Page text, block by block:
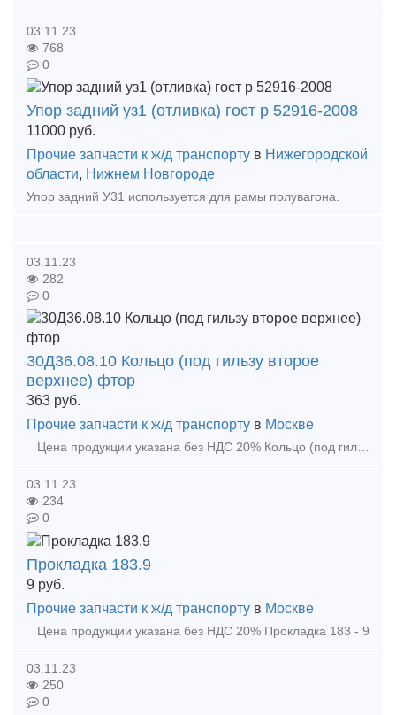
03.11.23
768
0
Упор задний уз1 (отливка) гост р 52916-2008
11000 руб.
Прочие запчасти к ж/д транспорту в Нижегородской
области, Нижнем Новгороде
Упор задний У31 используется для рамы полувагона.
03.11.23
282
0
30Д36.08.10 Кольцо (под гильзу второе
верхнее) фтор
363 руб.
Прочие запчасти к ж/д транспорту в Москве
Цена продукции указана без НДС 20% Кольцо (под гильзу второе верхнее) 3
03.11.23
234
0
Прокладка 183.9
9 руб.
Прочие запчасти к ж/д транспорту в Москве
Цена продукции указана без НДС 20% Прокладка 183 - 9
03.11.23
250
0